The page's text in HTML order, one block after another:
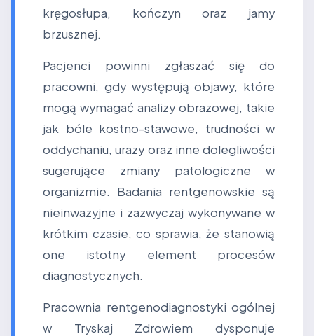
kręgosłupa, kończyn oraz jamy
brzusznej.
Pacjenci powinni zgłaszać się do
pracowni, gdy występują objawy, które
mogą wymagać analizy obrazowej, takie
jak bóle kostno-stawowe, trudności w
oddychaniu, urazy oraz inne dolegliwości
sugerujące zmiany patologiczne w
organizmie. Badania rentgenowskie są
nieinwazyjne i zazwyczaj wykonywane w
krótkim czasie, co sprawia, że stanowią
one istotny element procesów
diagnostycznych.
Pracownia rentgenodiagnostyki ogólnej
w Tryskaj Zdrowiem dysponuje